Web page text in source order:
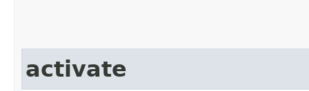
activate